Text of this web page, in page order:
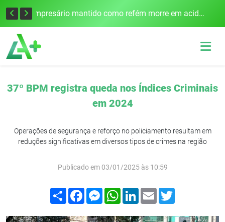
Edital para construção de ponte entre Itapiranga e Barra do Guarita deve ser lançado no segundo semestre Empresário mantido como refém morre em acidente após assalto em Cerro Largo
37º BPM registra queda nos Índices Criminais
em 2024
Operações de segurança e reforço no policiamento resultam em
reduções significativas em diversos tipos de crimes na região
Publicado em 03/01/2025 às 10:59
Compartilhar
FacebookMessenger
WhatsApp
LinkedIn
Email